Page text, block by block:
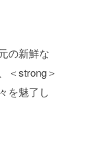
の新鮮な
＜strong＞
を魅了し